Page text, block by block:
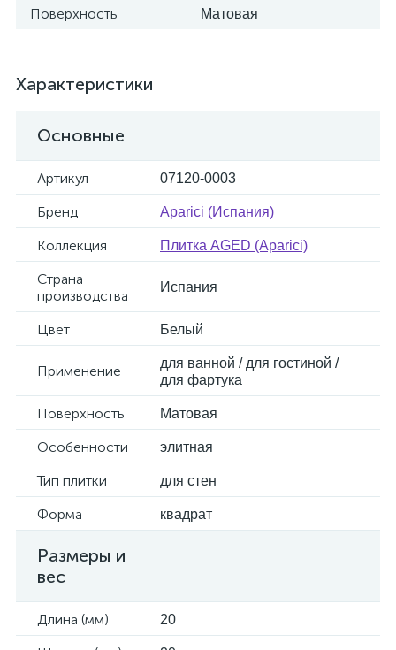
Поверхность Матовая
Характеристики
Основные
Артикул 07120-0003
Бренд Aparici (Испания)
Коллекция Плитка AGED (Aparici)
Страна
производства
Испания
Цвет Белый
Применение
для ванной / для гостиной /
для фартука
Поверхность Матовая
Особенности элитная
Тип плитки для стен
Форма квадрат
Размеры и
вес
Длина (мм) 20